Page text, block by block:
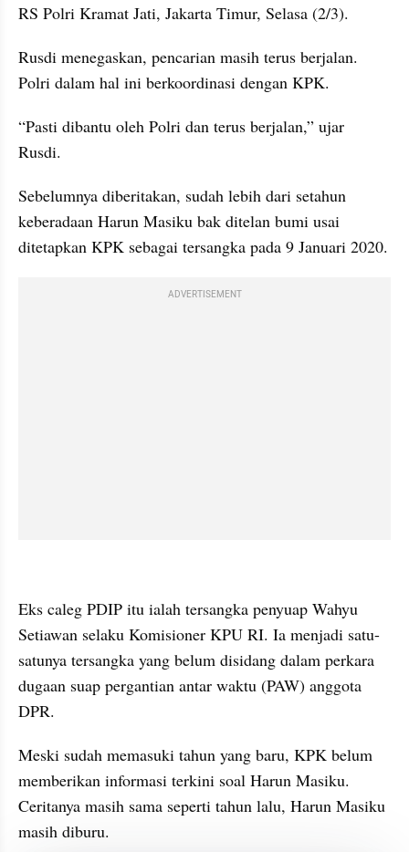
RS Polri Kramat Jati, Jakarta Timur, Selasa (2/3).
Rusdi menegaskan, pencarian masih terus berjalan.
Polri dalam hal ini berkoordinasi dengan KPK.
“Pasti dibantu oleh Polri dan terus berjalan,” ujar
Rusdi.
Sebelumnya diberitakan, sudah lebih dari setahun
keberadaan Harun Masiku bak ditelan bumi usai
ditetapkan KPK sebagai tersangka pada 9 Januari 2020.
ADVERTISEMENT
Eks caleg PDIP itu ialah tersangka penyuap Wahyu
Setiawan selaku Komisioner KPU RI. Ia menjadi satu-
satunya tersangka yang belum disidang dalam perkara
dugaan suap pergantian antar waktu (PAW) anggota
DPR.
Meski sudah memasuki tahun yang baru, KPK belum
memberikan informasi terkini soal Harun Masiku.
Ceritanya masih sama seperti tahun lalu, Harun Masiku
masih diburu.